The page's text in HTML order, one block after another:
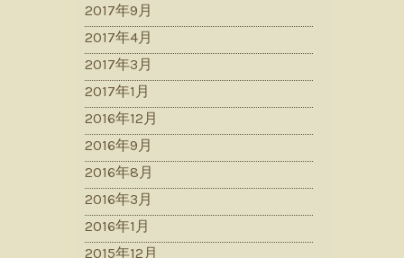
2017年9月
2017年4月
2017年3月
2017年1月
2016年12月
2016年9月
2016年8月
2016年3月
2016年1月
2015年12月